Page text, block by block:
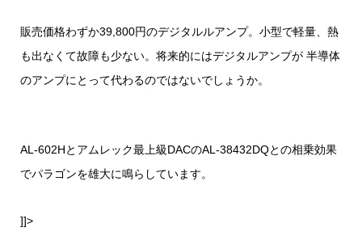
販売価格わずか39,800円のデジタルルアンプ。小型で軽量、熱
も出なくて故障も少ない。将来的にはデジタルアンプが 半導体
のアンプにとって代わるのではないでしょうか。
AL-602Hとアムレック最上級DACのAL-38432DQとの相乗効果
でパラゴンを雄大に鳴らしています。
]]>